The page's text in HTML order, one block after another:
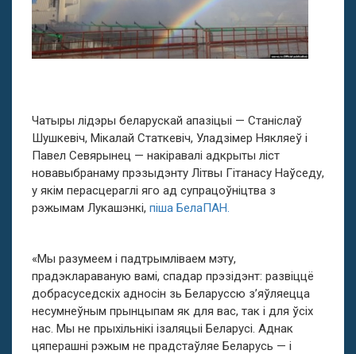
Чатыры лідэры беларускай апазіцыі — Станіслаў
Шушкевіч, Мікалай Статкевіч, Уладзімер Някляеў і
Павел Севярынец — накіравалі адкрыты ліст
новавыбранаму прэзыдэнту Літвы Гітанасу Наўседу,
у якім перасцераглі яго ад супрацоўніцтва з
рэжымам Лукашэнкі, піша БелаПАН.
«Мы разумеем і падтрымліваем мэту,
прадэклараваную вамі, спадар прэзідэнт: развіццё
добрасуседскіх адносін зь Беларуссю з’яўляецца
несумнеўным прынцыпам як для вас, так і для ўсіх
нас. Мы не прыхільнікі ізаляцыі Беларусі. Аднак
цяперашні рэжым не прадстаўляе Беларусь — і